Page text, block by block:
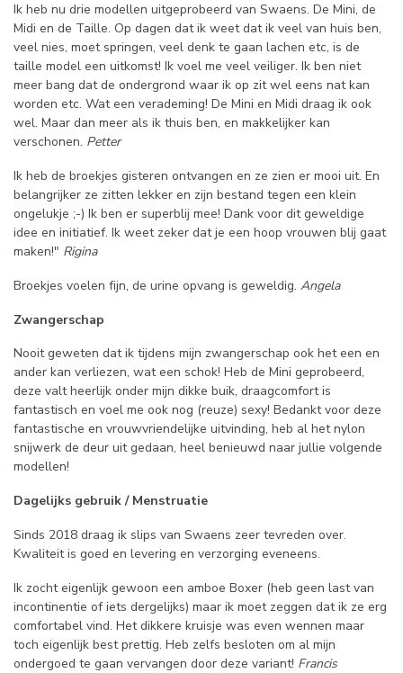
Ik heb nu drie modellen uitgeprobeerd van Swaens. De Mini, de
Midi en de Taille. Op dagen dat ik weet dat ik veel van huis ben,
veel nies, moet springen, veel denk te gaan lachen etc, is de
taille model een uitkomst! Ik voel me veel veiliger. Ik ben niet
meer bang dat de ondergrond waar ik op zit wel eens nat kan
worden etc. Wat een verademing! De Mini en Midi draag ik ook
wel. Maar dan meer als ik thuis ben, en makkelijker kan
verschonen. Petter
Ik heb de broekjes gisteren ontvangen en ze zien er mooi uit. En
belangrijker ze zitten lekker en zijn bestand tegen een klein
ongelukje ;-) Ik ben er superblij mee! Dank voor dit geweldige
idee en initiatief. Ik weet zeker dat je een hoop vrouwen blij gaat
maken!" Rigina
Broekjes voelen fijn, de urine opvang is geweldig. Angela
Zwangerschap
Nooit geweten dat ik tijdens mijn zwangerschap ook het een en
ander kan verliezen, wat een schok! Heb de Mini geprobeerd,
deze valt heerlijk onder mijn dikke buik, draagcomfort is
fantastisch en voel me ook nog (reuze) sexy! Bedankt voor deze
fantastische en vrouwvriendelijke uitvinding, heb al het nylon
snijwerk de deur uit gedaan, heel benieuwd naar jullie volgende
modellen!
Dagelijks gebruik / Menstruatie
Sinds 2018 draag ik slips van Swaens zeer tevreden over.
Kwaliteit is goed en levering en verzorging eveneens.
Ik zocht eigenlijk gewoon een amboe Boxer (heb geen last van
incontinentie of iets dergelijks) maar ik moet zeggen dat ik ze erg
comfortabel vind. Het dikkere kruisje was even wennen maar
toch eigenlijk best prettig. Heb zelfs besloten om al mijn
ondergoed te gaan vervangen door deze variant! Francis